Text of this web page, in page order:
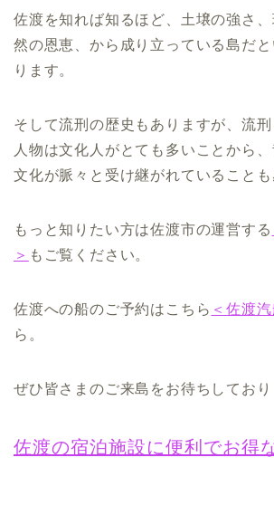
佐渡を知れば知るほど、土壌の強さ
然の恩恵、から成り立っている島だ
ります。
そして流刑の歴史もありますが、流
人物は文化人がとても多いことから
文化が脈々と受け継がれていることも
もっと知りたい方は佐渡市の運営する
＞ もご覧ください。
佐渡への船のご予約はこちら ＜佐渡
ら。
ぜひ皆さまのご来島をお待ちしており
佐渡の宿泊施設に便利でお得